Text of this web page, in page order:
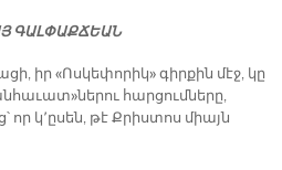
ԳԱԼ­ՓԱՔ­ՃԵԱՆ
իր «Ոսկեփորիկ» գիրքին մէջ, կը
հարցումները,
կ՚ըսեն, թէ Քրիստոս միայն